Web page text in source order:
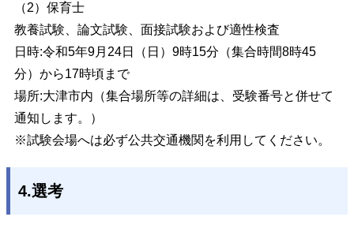
（2）保育士
教養試験、論文試験、面接試験および適性検査
日時:令和5年9月24日（日）9時15分（集合時間8時45
分）から17時頃まで
場所:大津市内（集合場所等の詳細は、受験番号と併せて
通知します。）
※試験会場へは必ず公共交通機関を利用してください。
4.選考